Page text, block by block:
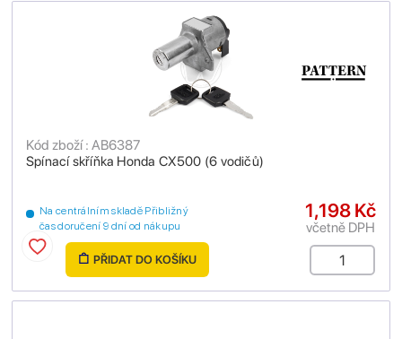
Spínací skříňka Honda CX500 (6 vodičů)
Kód zboží : AB6387
Na centrálním skladě Přibližný
čas doručení 9 dní od nákupu
1,198 Kč
včetně DPH
PŘIDAT DO KOŠÍKU